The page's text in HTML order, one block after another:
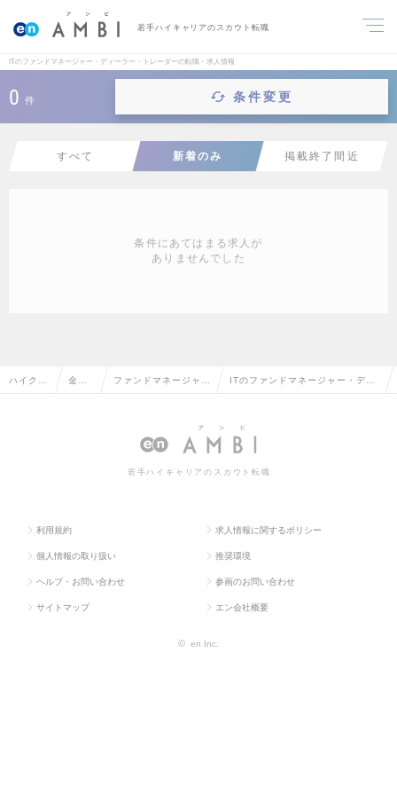
若手ハイキャリアのスカウト転職
ITのファンドマネージャー・ディーラー・トレーダーの転職・求人情報
0 件 条件変更
すべて 新着のみ 掲載終了間近
条件にあてはまる求人が
ありませんでした
ハイクラ 金融 ファンドマネージャ ITのファンドマネージャー・ディ
情報一覧
若手ハイキャリアのスカウト転職
利用規約 求人情報に関するポリシー
個人情報の取り扱い 推奨環境
ヘルプ・お問い合わせ 参画のお問い合わせ
サイトマップ エン会社概要
© en Inc.